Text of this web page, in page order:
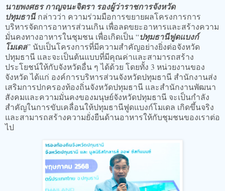
นายพงศธร กาญจนะจิตรา รองผู้ว่าราชการจังหวัด
ปทุมธานีกล่าวว่า ความร่วมมือการขยายผลโครงการการ
บริหารจัดการอาหารส่วนเกิน เพื่อลดขยะอาหารและสร้างความ
มั่นคงทางอาหารในชุมชน เพื่อเกิดเป็น “ปทุมธานีฟูดแบงก์
โมเดล” นับเป็นโครงการที่มีความสำคัญอย่างยิ่งต่อจังหวัด
ปทุมธานี และจะเป็นต้นแบบที่มีคุณค่าและสามารถสร้าง
ประโยชน์ให้กับจังหวัดอื่น ๆ ได้ด้วย โดยทั้ง 3 หน่วยงานของ
จังหวัด ได้แก่ องค์การบริหารส่วนจังหวัดปทุมธานี สำนักงานส่ง
เสริมการปกครองท้องถิ่นจังหวัดปทุมธานี และสำนักงานพัฒนา
สังคมและความมั่นคงของมนุษย์จังหวัดปทุมธานี จะเป็นกำลัง
สำคัญในการขับเคลื่อนให้ปทุมธานีฟูดแบงก์โมเดล เกิดขึ้นจริง
และสามารถสร้างความยั่งยืนด้านอาหารให้กับชุมชนของเราต่อ
ไป